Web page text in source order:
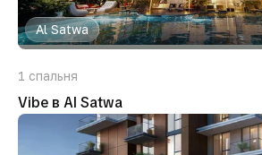
Al Satwa
1 спальня
Vibe в Al Satwa